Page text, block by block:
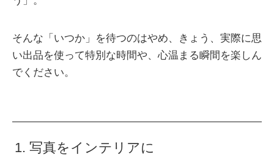
そんな「いつか」を待つのはやめ、きょう、実際に思
い出品を使って特別な時間や、心温まる瞬間を楽しん
でください。
1. 写真をインテリアに